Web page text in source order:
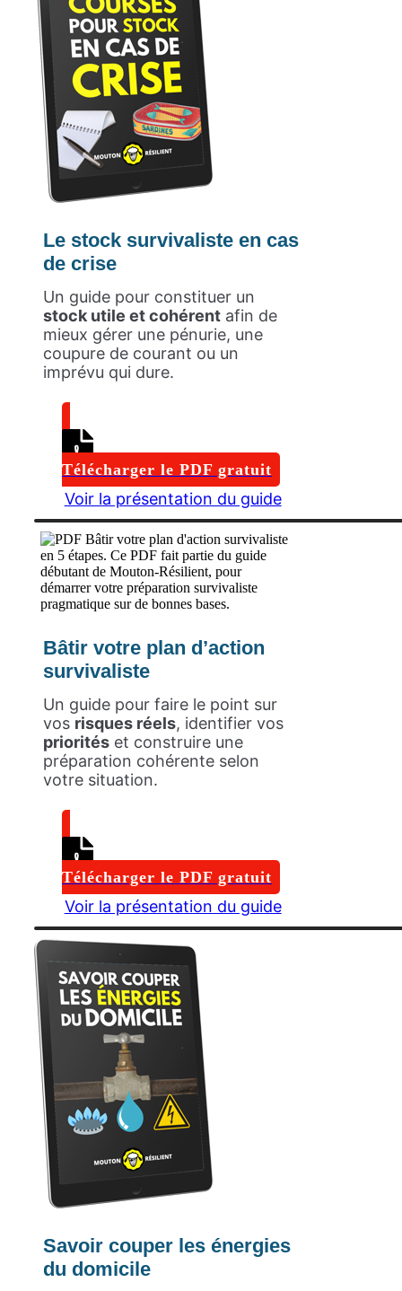
Le stock survivaliste en cas
de crise
Un guide pour constituer un
stock utile et cohérent afin de
mieux gérer une pénurie, une
coupure de courant ou un
imprévu qui dure.
Télécharger le PDF gratuit
Voir la présentation du guide
Bâtir votre plan d’action
survivaliste
Un guide pour faire le point sur
vos risques réels, identifier vos
priorités et construire une
préparation cohérente selon
votre situation.
Télécharger le PDF gratuit
Voir la présentation du guide
Savoir couper les énergies
du domicile